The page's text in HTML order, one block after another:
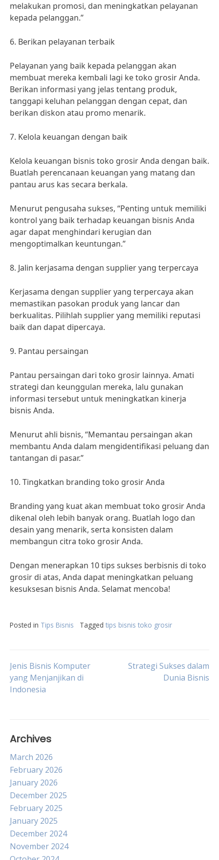
melakukan promosi, dan meningkatkan pelayanan
kepada pelanggan.”
6. Berikan pelayanan terbaik
Pelayanan yang baik kepada pelanggan akan
membuat mereka kembali lagi ke toko grosir Anda.
Berikan informasi yang jelas tentang produk,
tanggapi keluhan pelanggan dengan cepat, dan
berikan diskon atau promo menarik.
7. Kelola keuangan dengan baik
Kelola keuangan bisnis toko grosir Anda dengan baik.
Buatlah perencanaan keuangan yang matang dan
pantau arus kas secara berkala.
Menurut pengusaha sukses, “Penting untuk memiliki
kontrol yang baik terhadap keuangan bisnis Anda
agar dapat menghindari kerugian dan
mengoptimalkan keuntungan.”
8. Jalin kerjasama dengan supplier yang terpercaya
Kerjasama dengan supplier yang terpercaya akan
memastikan pasokan produk yang lancar dan
berkualitas. Pilihlah supplier yang memiliki reputasi
baik dan dapat dipercaya.
9. Pantau persaingan
Pantau persaingan dari toko grosir lainnya. Amati
strategi dan keunggulan mereka, lalu gunakan
informasi tersebut untuk meningkatkan kinerja
bisnis Anda.
Menurut ahli bisnis, “Memantau persaingan akan
membantu Anda dalam mengidentifikasi peluang dan
tantangan di pasar.”
10. Tingkatkan branding toko grosir Anda
Branding yang kuat akan membuat toko grosir Anda
dikenal oleh lebih banyak orang. Buatlah logo dan
desain yang menarik, serta konsisten dalam
membangun citra toko grosir Anda.
Dengan menerapkan 10 tips sukses berbisnis di toko
grosir di atas, Anda dapat meningkatkan peluang
kesuksesan bisnis Anda. Selamat mencoba!
Posted in Tips Bisnis Tagged tips bisnis toko grosir
Post
navigation
Jenis Bisnis Komputer
yang Menjanjikan di
Indonesia
Strategi Sukses dalam
Dunia Bisnis
Archives
March 2026
February 2026
January 2026
December 2025
February 2025
January 2025
December 2024
November 2024